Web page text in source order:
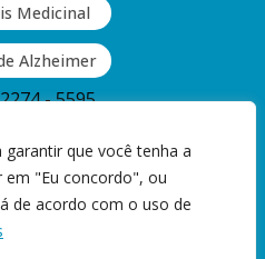
garantir que você tenha a
em "Eu concordo", ou
de acordo com o uso de
Medicinal
Alzheimer
- 5595
- Vila Monumento,